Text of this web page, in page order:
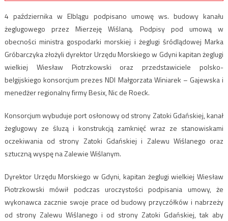
4 października w Elblągu podpisano umowę ws. budowy kanału
żeglugowego przez Mierzeję Wiślaną. Podpisy pod umową w
obecności ministra gospodarki morskiej i żeglugi śródlądowej Marka
Gróbarczyka złożyli dyrektor Urzędu Morskiego w Gdyni kapitan żeglugi
wielkiej Wiesław Piotrzkowski oraz przedstawiciele polsko-
belgijskiego konsorcjum prezes NDI Małgorzata Winiarek – Gajewska i
menedżer regionalny firmy Besix, Nic de Roeck.
Konsorcjum wybuduje port osłonowy od strony Zatoki Gdańskiej, kanał
żeglugowy ze śluzą i konstrukcją zamknięć wraz ze stanowiskami
oczekiwania od strony Zatoki Gdańskiej i Zalewu Wiślanego oraz
sztuczną wyspę na Zalewie Wiślanym.
Dyrektor Urzędu Morskiego w Gdyni, kapitan żeglugi wielkiej Wiesław
Piotrzkowski mówił podczas uroczystości podpisania umowy, że
wykonawca zacznie swoje prace od budowy przyczółków i nabrzeży
od strony Zalewu Wiślanego i od strony Zatoki Gdańskiej, tak aby